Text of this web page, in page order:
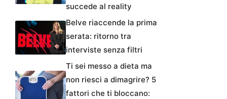
succede al reality
Belve riaccende la prima
serata: ritorno tra
interviste senza filtri
Ti sei messo a dieta ma
non riesci a dimagrire? 5
fattori che ti bloccano: